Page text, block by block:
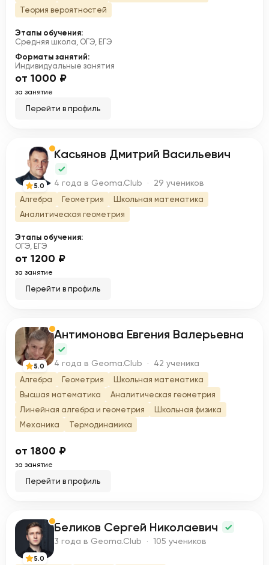
Теория вероятностей
Этапы обучения:
Средняя школа, ОГЭ, ЕГЭ
Форматы занятий:
Индивидуальные занятия
от 1000 ₽
за занятие
Перейти в профиль
К
5.0
Касьянов Дмитрий Васильевич
4 года в Geoma.Club · 29 учеников
Алгебра Геометрия
Школьная математика
Аналитическая геометрия
Этапы обучения:
ОГЭ, ЕГЭ
от 1200 ₽
за занятие
Перейти в профиль
А
5.0
Антимонова Евгения Валерьевна
4 года в Geoma.Club · 42 ученика
Алгебра Геометрия
Школьная математика
Высшая математика
Аналитическая геометрия
Линейная алгебра и геометрия
Школьная физика
Механика
Термодинамика
от 1800 ₽
за занятие
Перейти в профиль
Б
5.0
Беликов Сергей Николаевич
3 года в Geoma.Club · 105 учеников